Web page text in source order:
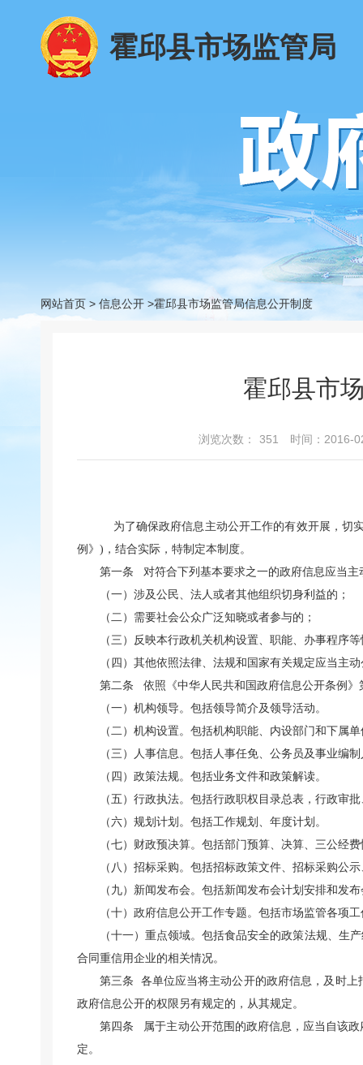
霍邱县市场监管局
网站首页 > 信息公开 >霍邱县市场监管局信息公开制度
霍邱县市
浏览次数： 351 时间：2016-
为了确保政府信息主动公开工作的有效开展，切
例》 ) ，结合实际，特制定本制度。
第一条
对符合下列基本要求之一的政府信息应当主
（一）涉及公民、法人或者其他组织切身利益的；
（二）需要社会公众广泛知晓或者参与的；
（三）反映本行政机关机构设置、职能、办事程序
（四）其他依照法律、法规和国家有关规定应当主
第二条
依照《中华人民共和国 政府信息公开条例
（一）机构领导。包括领导简介及领导活动。
（二）机构设置。包括机构职能、内设部门和下属
（三）人事信息。包括人事任免、公务员及事业编
（四）政策法规。包括业务文件和政策解读。
（五）行政执法。包括行政职权目录总表，行政审
（六）规划计划。包括工作规划、年度计划。
（七）财政预决算。包括部门预算、决算、三公经
（八）招标采购。包括招标政策文件、招标采购公
（九）新闻发布会。包括新闻发布会计划安排和发
（十）政府信息公开工作专题。包括市场监管各项
（十一）重点领域。包括食品安全的政策法规、生
合同重信用企业的相关情况。
第三条
各单位应当将主动公开的政府信息，及时
政府信息公开的权限另有规定的，从其规定。
第四条
属于主动公开范围的政府信息，应当自该
定。